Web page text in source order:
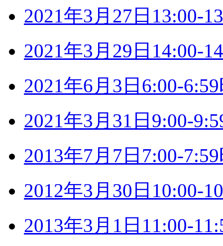
2021年3月27日13:00-
2021年3月29日14:00-
2021年6月3日6:00-
2021年3月31日9:00-
2013年7月7日7:00-
2012年3月30日10:00-
2013年3月1日11:00-